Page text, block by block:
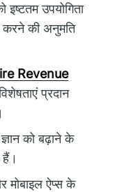
इष्टतम उपयोगिता
करने की अनुमति
Revenue
प्रदान
को बढ़ाने के
हैं।
मोबाइल ऐप्स के